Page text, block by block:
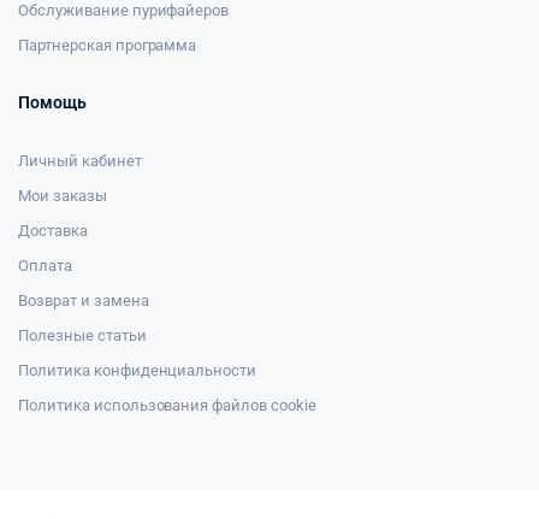
Обслуживание пурифайеров
Партнерская программа
Помощь
Личный кабинет
Мои заказы
Доставка
Оплата
Возврат и замена
Полезные статьи
Политика конфиденциальности
Политика использования файлов cookie